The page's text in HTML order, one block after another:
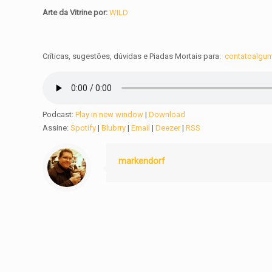
Arte da Vitrine por: WILD
Críticas, sugestões, dúvidas e Piadas Mortais para:
Podcast:Play in new window |Download
Assine:Spotify |Blubrry |Email |Deezer|RSS
markendorf